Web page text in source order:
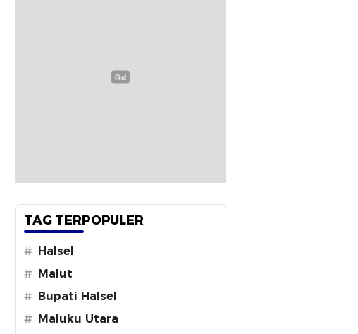
TAG TERPOPULER
#
Halsel
#
Malut
#
Bupati Halsel
#
Maluku Utara